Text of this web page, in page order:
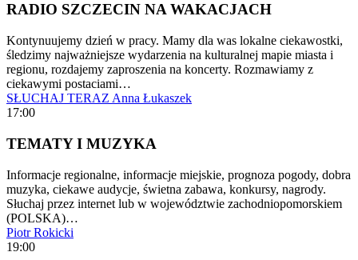
RADIO SZCZECIN NA WAKACJACH
Kontynuujemy dzień w pracy. Mamy dla was lokalne ciekawostki,
śledzimy najważniejsze wydarzenia na kulturalnej mapie miasta i
regionu, rozdajemy zaproszenia na koncerty. Rozmawiamy z
ciekawymi postaciami…
SŁUCHAJ TERAZ Anna Łukaszek
17:00
TEMATY I MUZYKA
Informacje regionalne, informacje miejskie, prognoza pogody, dobra
muzyka, ciekawe audycje, świetna zabawa, konkursy, nagrody.
Słuchaj przez internet lub w województwie zachodniopomorskiem
(POLSKA)…
Piotr Rokicki
19:00